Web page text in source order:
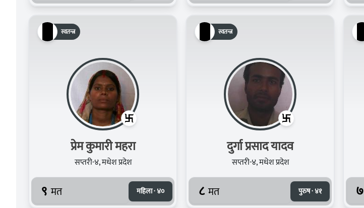
स्वतन्त्र
प्रेम कुमारी महरा
सप्तरी-४, मधेश प्रदेश
९ मत महिला · ४०
स्वतन्त्र
दुर्गा प्रसाद यादव
सप्तरी-४, मधेश प्रदेश
८ मत पुरुष · ४१ ७